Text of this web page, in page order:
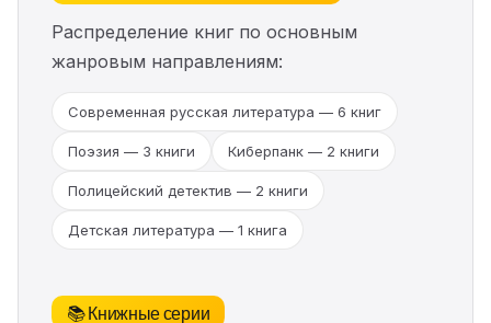
Распределение книг по основным
жанровым направлениям:
Современная русская литература — 6 книг
Поэзия — 3 книги Киберпанк — 2 книги
Полицейский детектив — 2 книги
Детская литература — 1 книга
📚 Книжные серии